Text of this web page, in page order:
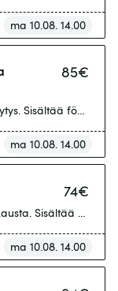
ma 10.08. 14.00
85€
Sisältää
ma 10.08. 14.00
74€
Sisältää
ma 10.08. 14.00